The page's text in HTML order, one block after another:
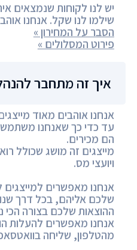
יש לנו לקוחות שנמצאים
שילמו לנו שקל. אנחנו
הסבר על המחירון »
פירוט המסלולים »
איך זה מתחבר
אנחנו אוהבים מאוד
עד כדי כך שאנחנו
הם מכירים.
מייצגים זה מושג שכולל
ויועצי מס.
אנחנו מאפשרים
שלכם אליהם, בכל דרך
ההוצאות שלכם בצורה
אנחנו מאפשרים להעלות
מהטלפון, שליחה